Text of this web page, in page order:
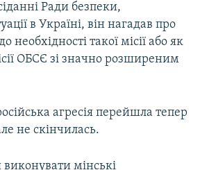
Ради безпеки,
в Україні, він нагадав про
необхідності такої місії або як
ОБСЄ зі значно розширеним
агресія перейшла тепер
не скінчилась.
мінські